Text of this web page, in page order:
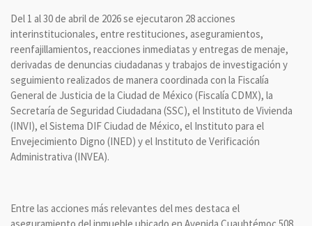
Del 1 al 30 de abril de 2026 se ejecutaron 28 acciones
interinstitucionales, entre restituciones, aseguramientos,
reenfajillamientos, reacciones inmediatas y entregas de menaje,
derivadas de denuncias ciudadanas y trabajos de investigación y
seguimiento realizados de manera coordinada con la Fiscalía
General de Justicia de la Ciudad de México (Fiscalía CDMX), la
Secretaría de Seguridad Ciudadana (SSC), el Instituto de Vivienda
(INVI), el Sistema DIF Ciudad de México, el Instituto para el
Envejecimiento Digno (INED) y el Instituto de Verificación
Administrativa (INVEA).
Entre las acciones más relevantes del mes destaca el